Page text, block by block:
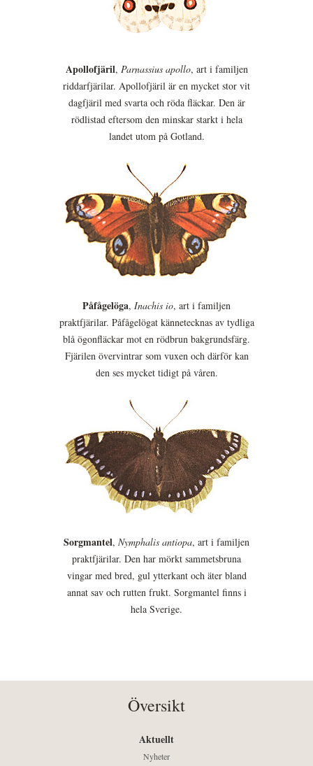
Apollofjäril, Parnassius apollo, art i familjen
riddarfjärilar. Apollofjäril är en mycket stor vit
dagfjäril med svarta och röda fläckar. Den är
rödlistad eftersom den minskar starkt i hela
landet utom på Gotland.
Påfågelöga, Inachis io, art i familjen
praktfjärilar. Påfågelögat kännetecknas av tydliga
blå ögonfläckar mot en rödbrun bakgrundsfärg.
Fjärilen övervintrar som vuxen och därför kan
den ses mycket tidigt på våren.
Sorgmantel, Nymphalis antiopa, art i familjen
praktfjärilar. Den har mörkt sammetsbruna
vingar med bred, gul ytterkant och äter bland
annat sav och rutten frukt. Sorgmantel finns i
hela Sverige.
Översikt
Aktuellt
Nyheter